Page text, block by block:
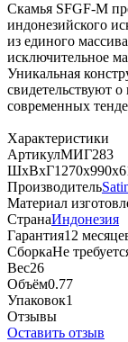
Скамья SFGF-M
индонезийского
из единого
исключительное
Уникальная
свидетельствуют
современных
Характеристики
АртикулМИГ283
ШхВхГ
Производитель
Материал
СтранаИндонезия
Гарантия12
СборкаНе
Вес26
Объём0.77
Упаковок1
Отзывы
Оставить отзыв